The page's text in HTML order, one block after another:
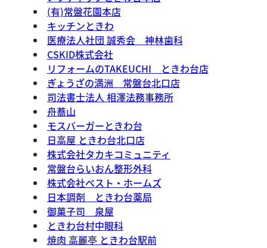
(有)常盤花園本店
キッチンときわ
医療法人社団 誠秀会 神林歯科
CSKID株式会社
リフォームのTAKEUCHI ときわ台店
ぎょうざの満洲 常盤台北口店
司法書士法人 相澤法務事務所
舟蕎山
モスバーガーときわ台
日高屋 ときわ台北口店
株式会社タカキコミュニティ
常盤台らいおん整形外科
株式会社ベスト・ホームズ
日本調剤 ときわ台薬局
御菓子司 泉屋
ときわ台村中眼科
焼肉 高麗亭 ときわ台駅前